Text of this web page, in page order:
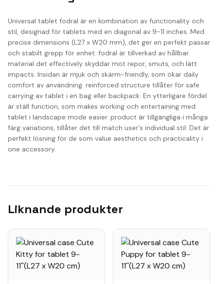
Universal tablet fodral är en kombination av functionality och
stil, designad för tablets med en diagonal av 9-11 inches. Med
precise dimensions (L27 x W20 mm), det ger en perfekt passar
och stabilt grepp för enhet. fodral är tillverkad av hållbar
material det effectively skyddar mot repor, smuts, och lätt
impacts. Insidan är mjuk och skärm-friendly, som ökar daily
comfort av användning. reinforced structure tillåter för safe
carrying av tablet i en bag eller backpack. En ytterligare fördel
är ställ function, som makes working och entertaining med
tablet i landscape mode easier. product är tillgängliga i många
färg variations, tillåter det till match user's individual stil. Det är
perfekt lösning för de som value aesthetics och practicality i
one accessory.
Liknande produkter